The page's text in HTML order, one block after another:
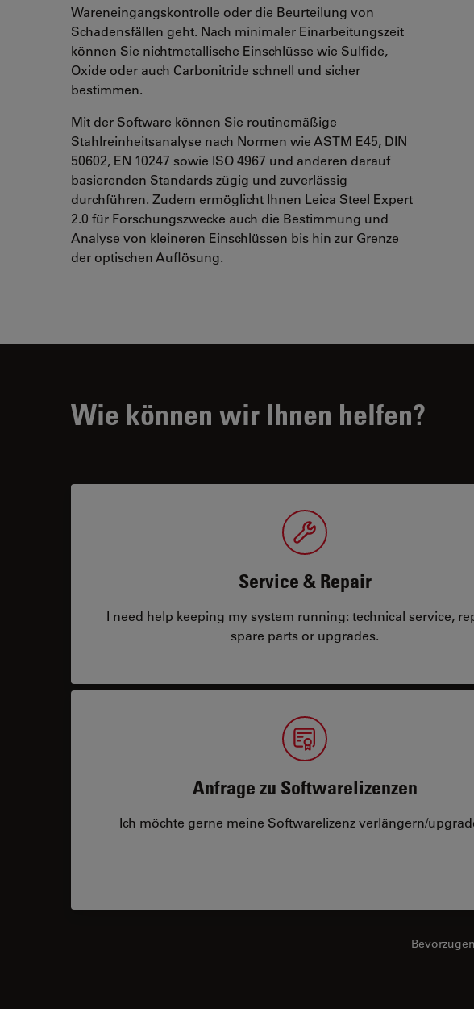
Wareneingangskontrolle oder die Beurteilung von
Schadensfällen geht. Nach minimaler Einarbeitungszeit
können Sie nichtmetallische Einschlüsse wie Sulfide,
Oxide oder auch Carbonitride schnell und sicher
bestimmen.
Mit der Software können Sie routinemäßige
Stahlreinheitsanalyse nach Normen wie ASTM E45, DIN
50602, EN 10247 sowie ISO 4967 und anderen darauf
basierenden Standards zügig und zuverlässig
durchführen. Zudem ermöglicht Ihnen Leica Steel Expert
2.0 für Forschungszwecke auch die Bestimmung und
Analyse von kleineren Einschlüssen bis hin zur Grenze
der optischen Auflösung.
Wie können wir Ihnen helfen?
Service & Repair
I need help keeping my system running: technical service,
spare parts or upgrades.
Anfrage zu Softwarelizenzen
Ich möchte gerne meine Softwarelizenz verlängern/